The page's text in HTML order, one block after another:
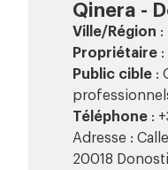
Qinera -
Ville/Région :
Propriétaire :
Public cible :
Téléphone :
Adresse :
20018